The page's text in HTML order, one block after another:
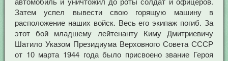
Затем успел вывести свою горящую машину в
расположение наших войск. Весь его экипаж погиб. За
этот бой младшему лейтенанту Киму Дмитриевичу
Шатило Указом Президиума Верховного Совета СССР
от 10 марта 1944 года было присвоено звание Героя